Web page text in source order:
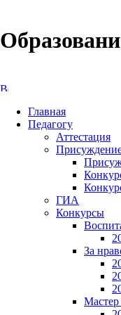
Главная
Педагогу
Аттестация
ГИА
Конкурсы
За
Мастер